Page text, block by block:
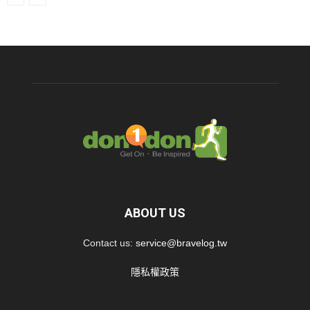
ABOUT US
Contact us: service@bravelog.tw
隱私權政策